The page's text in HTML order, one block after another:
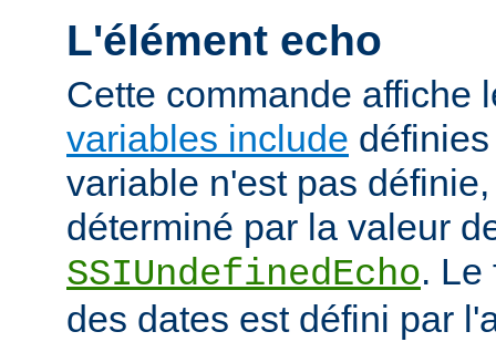
L'élément echo
Cette commande affiche
variables include
variable n'est pas
déterminé par la valeur
SSIUndefinedEcho. Le
des dates est défini par